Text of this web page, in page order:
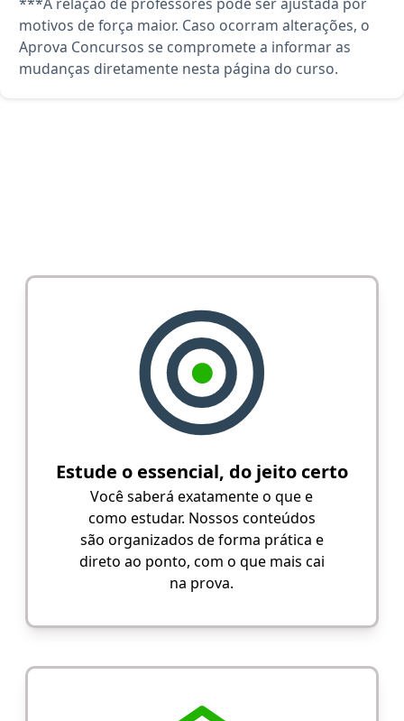
motivos de força maior. Caso ocorram alterações, o
Aprova Concursos se compromete a informar as
mudanças diretamente nesta página do curso.
Estude o essencial, do jeito certo
Você saberá exatamente o que e
como estudar. Nossos conteúdos
são organizados de forma prática e
direto ao ponto, com o que mais cai
na prova.